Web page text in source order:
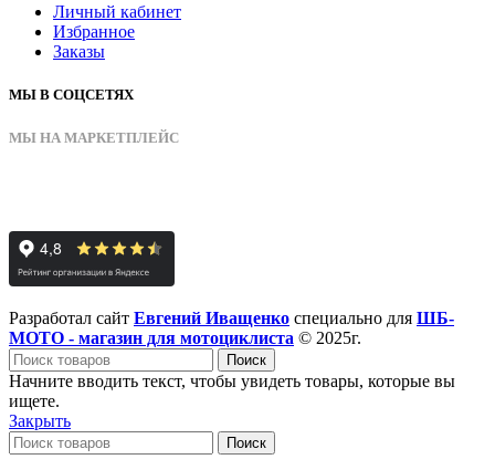
Личный кабинет
Избранное
Заказы
МЫ В СОЦСЕТЯХ
МЫ НА МАРКЕТПЛЕЙС
Разработал сайт Евгений Иващенко специально для ШБ-
МОТО - магазин для мотоциклиста © 2025г.
Поиск
Начните вводить текст, чтобы увидеть товары, которые вы
ищете.
Закрыть
Поиск